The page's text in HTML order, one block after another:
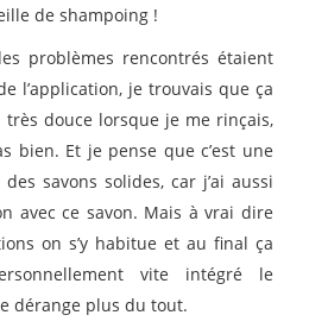
de shampoing !
problèmes rencontrés étaient
l’application, je trouvais que ça
douce lorsque je me rinçais,
bien. Et je pense que c’est une
savons solides, car j’ai aussi
avec ce savon. Mais à vrai dire
on s’y habitue et au final ça
vite intégré le
dérange plus du tout.